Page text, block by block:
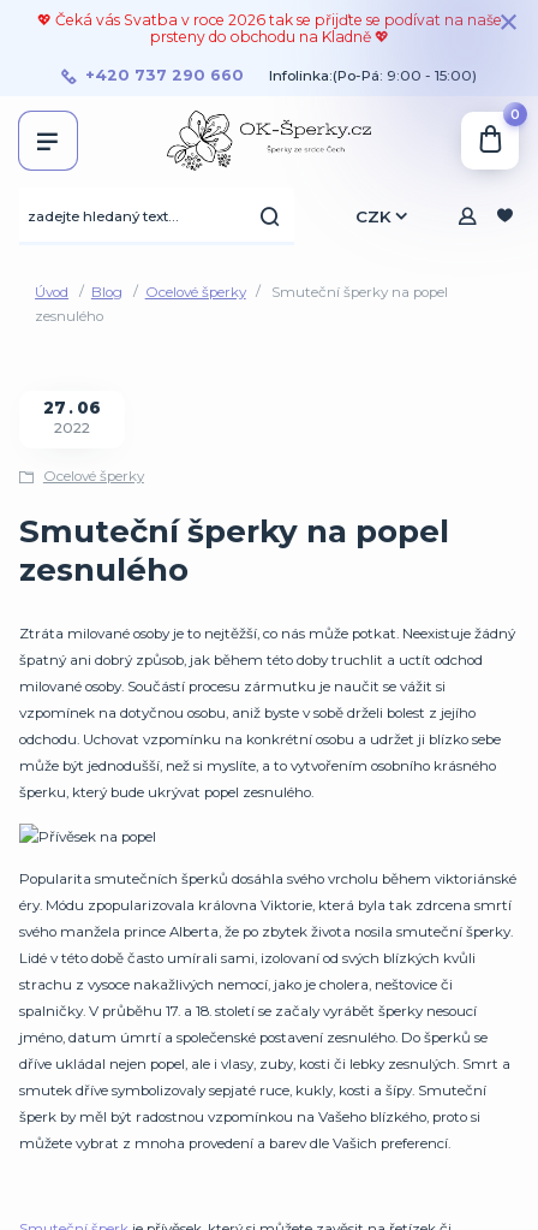
💖 Čeká vás Svatba v roce 2026 tak se přijďte se podívat na naše
prsteny do obchodu na Kladně 💖
CZK
+420 737 290 660 Infolinka:(Po-Pá: 9:00 - 15:00)
0
Úvod Blog Ocelové šperky
Smuteční šperky na popel
zesnulého
27 06
2022
Ocelové šperky
Smuteční šperky na popel
zesnulého
Ztráta milované osoby je to nejtěžší, co nás může potkat. Neexistuje žádný
špatný ani dobrý způsob, jak během této doby truchlit a uctít odchod
milované osoby. Součástí procesu zármutku je naučit se vážit si
vzpomínek na dotyčnou osobu, aniž byste v sobě drželi bolest z jejího
odchodu. Uchovat vzpomínku na konkrétní osobu a udržet ji blízko sebe
může být jednodušší, než si myslíte, a to vytvořením osobního krásného
šperku, který bude ukrývat popel zesnulého.
Popularita smutečních šperků dosáhla svého vrcholu během viktoriánské
éry. Módu zpopularizovala královna Viktorie, která byla tak zdrcena smrtí
svého manžela prince Alberta, že po zbytek života nosila smuteční šperky.
Lidé v této době často umírali sami, izolovaní od svých blízkých kvůli
strachu z vysoce nakažlivých nemocí, jako je cholera, neštovice či
spalničky. V průběhu 17. a 18. století se začaly vyrábět šperky nesoucí
jméno, datum úmrtí a společenské postavení zesnulého. Do šperků se
dříve ukládal nejen popel, ale i vlasy, zuby, kosti či lebky zesnulých. Smrt a
smutek dříve symbolizovaly sepjaté ruce, kukly, kosti a šípy. Smuteční
šperk by měl být radostnou vzpomínkou na Vašeho blízkého, proto si
můžete vybrat z mnoha provedení a barev dle Vašich preferencí.